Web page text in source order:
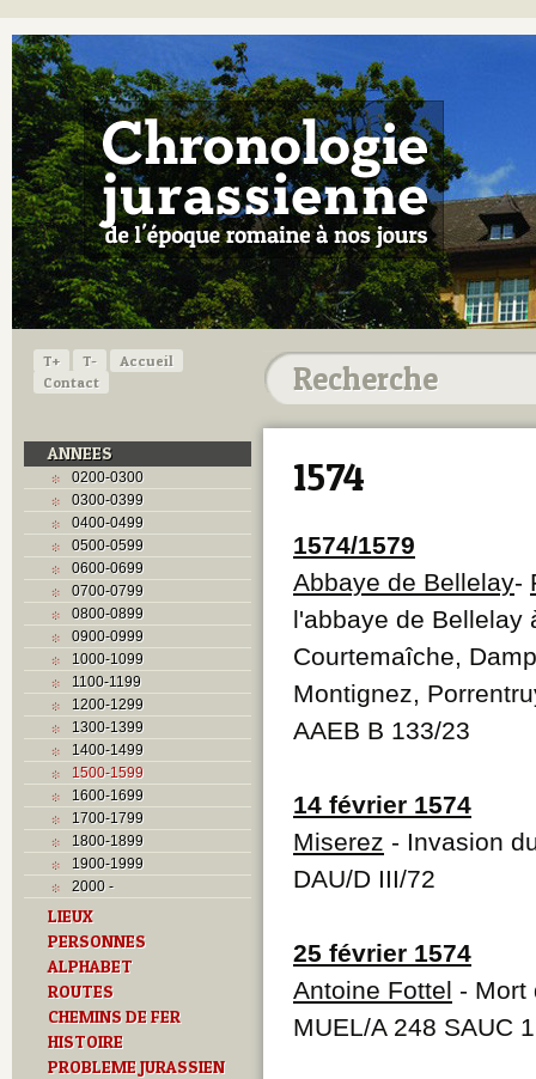
T+ T-
Accueil
Contact
ANNEES
0200-0300
0300-0399
0400-0499
0500-0599
0600-0699
0700-0799
0800-0899
0900-0999
1000-1099
1100-1199
1200-1299
1300-1399
1400-1499
1500-1599
1600-1699
1700-1799
1800-1899
1900-1999
2000 -
LIEUX
PERSONNES
ALPHABET
ROUTES
CHEMINS DE FER
HISTOIRE
PROBLEME JURASSIEN
1574
1574/1579
Abbaye de Bellelay-
l'abbaye de Bellelay
Courtemaîche,
Montignez,
AAEB B 133/23
14 février 1574
Miserez - Invasion
DAU/D III/72
25 février 1574
Antoine Fottel - Mort
MUEL/A 248 SAUC